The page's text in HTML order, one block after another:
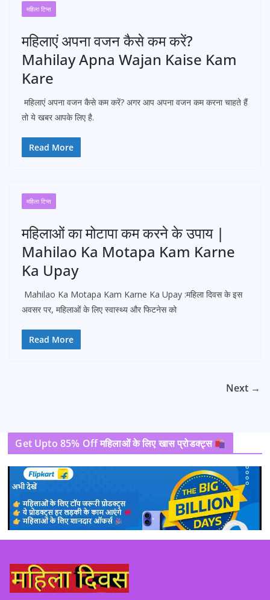
महिला टिप्स
महिलाएं अपना वजन कैसे कम करें?
Mahilay Apna Wajan Kaise Kam
Kare
महिलाएं अपना वजन कैसे कम करें? अगर आप अपना वजन कम करना चाहते हैं
तो ये खबर आपके लिए है.
Read More
महिला टिप्स
महिलाओं का मोटापा कम करने के उपाय |
Mahilao Ka Motapa Kam Karne
Ka Upay
Mahilao Ka Motapa Kam Karne Ka Upay :महिला दिवस के इस
अवसर पर, महिलाओं के लिए स्वास्थ्य और फिटनेस को
Read More
Next →
Get Upto 85% Off महिलाओं के लिए खास प्रोडक्ट्स